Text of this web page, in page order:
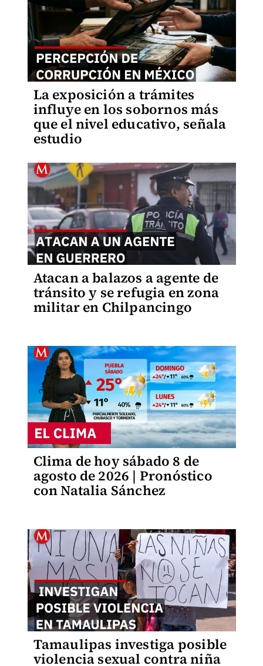
La exposición a trámites
influye en los sobornos más
que el nivel educativo, señala
estudio
Atacan a balazos a agente de
tránsito y se refugia en zona
militar en Chilpancingo
Clima de hoy sábado 8 de
agosto de 2026 | Pronóstico
con Natalia Sánchez
Tamaulipas investiga posible
violencia sexual contra niña